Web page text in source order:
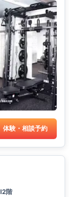
体験・相談予約
階